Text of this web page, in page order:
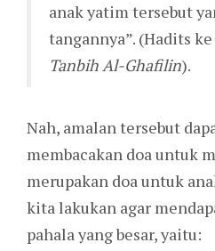
anak yatim tersebut
tangannya”. (Hadits
Tanbih Al-Ghafilin).
Nah, amalan tersebut
membacakan doa untuk
merupakan doa untuk
kita lakukan agar
pahala yang besar, yaitu: